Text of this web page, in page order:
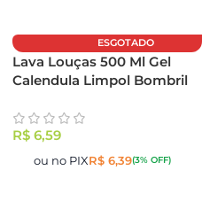
ESGOTADO
Lava Louças 500 Ml Gel
Calendula Limpol Bombril
R$ 6,59
ou no PIXR$ 6,39(3% OFF)